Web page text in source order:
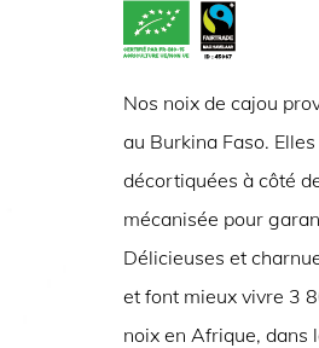
Nos noix de cajou
au Burkina Faso.
décortiquées à côté
mécanisée pour
Délicieuses et
et font mieux vivre 3
noix en Afrique, dans